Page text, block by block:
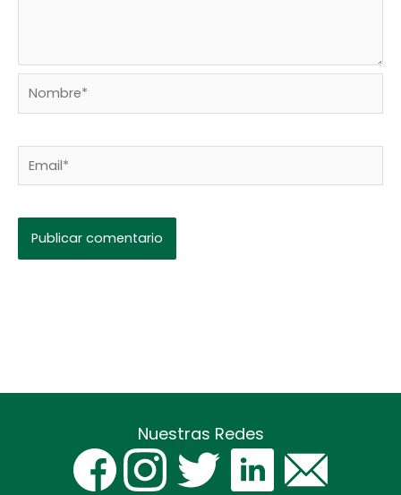
Nombre*
Nuestras Redes